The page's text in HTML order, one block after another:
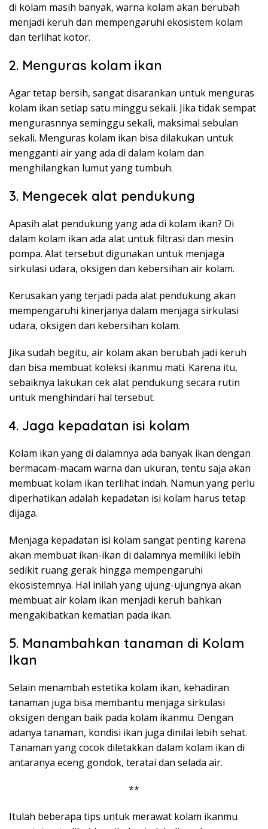
di kolam masih banyak, warna kolam akan berubah
menjadi keruh dan mempengaruhi ekosistem kolam
dan terlihat kotor.
2. Menguras kolam ikan
Agar tetap bersih, sangat disarankan untuk menguras
kolam ikan setiap satu minggu sekali. Jika tidak sempat
mengurasnnya seminggu sekali, maksimal sebulan
sekali. Menguras kolam ikan bisa dilakukan untuk
mengganti air yang ada di dalam kolam dan
menghilangkan lumut yang tumbuh.
3. Mengecek alat pendukung
Apasih alat pendukung yang ada di kolam ikan? Di
dalam kolam ikan ada alat untuk filtrasi dan mesin
pompa. Alat tersebut digunakan untuk menjaga
sirkulasi udara, oksigen dan kebersihan air kolam.
Kerusakan yang terjadi pada alat pendukung akan
mempengaruhi kinerjanya dalam menjaga sirkulasi
udara, oksigen dan kebersihan kolam.
Jika sudah begitu, air kolam akan berubah jadi keruh
dan bisa membuat koleksi ikanmu mati. Karena itu,
sebaiknya lakukan cek alat pendukung secara rutin
untuk menghindari hal tersebut.
4. Jaga kepadatan isi kolam
Kolam ikan yang di dalamnya ada banyak ikan dengan
bermacam-macam warna dan ukuran, tentu saja akan
membuat kolam ikan terlihat indah. Namun yang perlu
diperhatikan adalah kepadatan isi kolam harus tetap
dijaga.
Menjaga kepadatan isi kolam sangat penting karena
akan membuat ikan-ikan di dalamnya memiliki lebih
sedikit ruang gerak hingga mempengaruhi
ekosistemnya. Hal inilah yang ujung-ujungnya akan
membuat air kolam ikan menjadi keruh bahkan
mengakibatkan kematian pada ikan.
5. Manambahkan tanaman di Kolam
Ikan
Selain menambah estetika kolam ikan, kehadiran
tanaman juga bisa membantu menjaga sirkulasi
oksigen dengan baik pada kolam ikanmu. Dengan
adanya tanaman, kondisi ikan juga dinilai lebih sehat.
Tanaman yang cocok diletakkan dalam kolam ikan di
antaranya eceng gondok, teratai dan selada air.
**
Itulah beberapa tips untuk merawat kolam ikanmu